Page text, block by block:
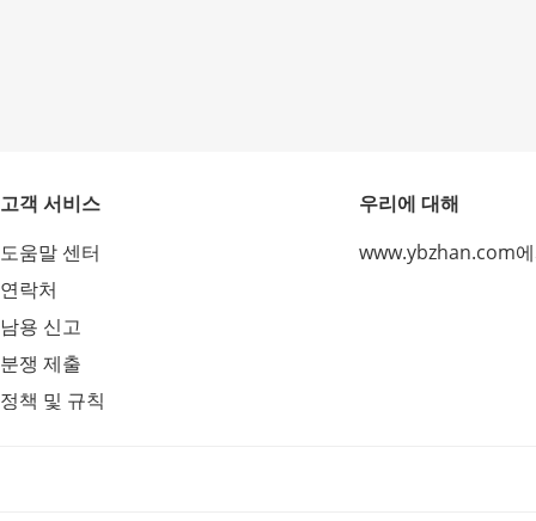
고객 서비스
도움말 센터
연락처
남용 신고
분쟁 제출
정책 및 규칙
우리에 대해
www.ybzhan.com